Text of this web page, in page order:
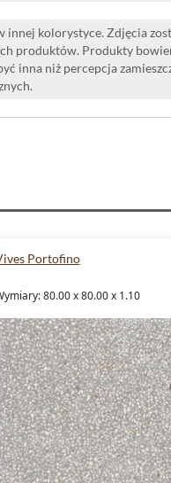
kolorystyce. Zdjęcia
produktów. Produkty
inna niż percepcja
Portofino
80.00 x 80.00 x 1.10